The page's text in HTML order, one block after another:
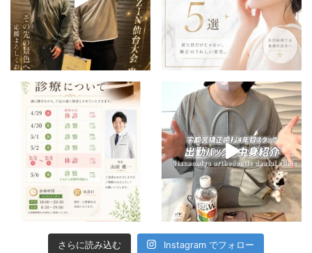
さらに読み込む Instagram でフォロー